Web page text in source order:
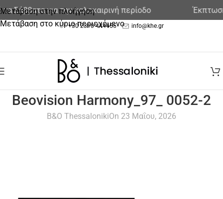
Μετάβαση στην πλοήγηση
Μετάβαση στο κύριο περιεχόμενο
Σάββατα για την καλοκαιρινή περίοδο
+30 2310 444455 info@khe.gr
Beovision Harmony_97_ 0052-2
B&O ThessalonikiOn 23 Μαΐου, 2026